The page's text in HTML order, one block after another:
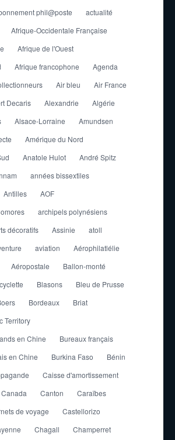
phil@poste
actualité
Afrique-Occidentale Française
Afrique de l'Ouest
Afrique francophone
Agenda
Air bleu
Air France
Decaris Alexandrie
Algérie
Alsace-Lorraine
Amundsen
Amérique du Nord
Anatole Hulot
André Spitz
années bissextiles
Antilles
AOF
archipels polynésiens
décoratifs Assinie
atoll
aviation
Aérophilatlélie
Aéropostale
Ballon-monté
Blasons
Bleu de Prusse
Bordeaux
Briat
Territory
en Chine
Bureaux français
en Chine
Burkina Faso
Bénin
Caisse d'amortissement
Canada Canton
Caraïbes
de voyage
Castellorizo
Chagall
Champerret